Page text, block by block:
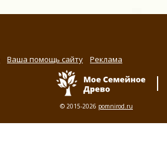
Ваша помощь сайту Реклама
© 2015-2026 pomnirod.ru